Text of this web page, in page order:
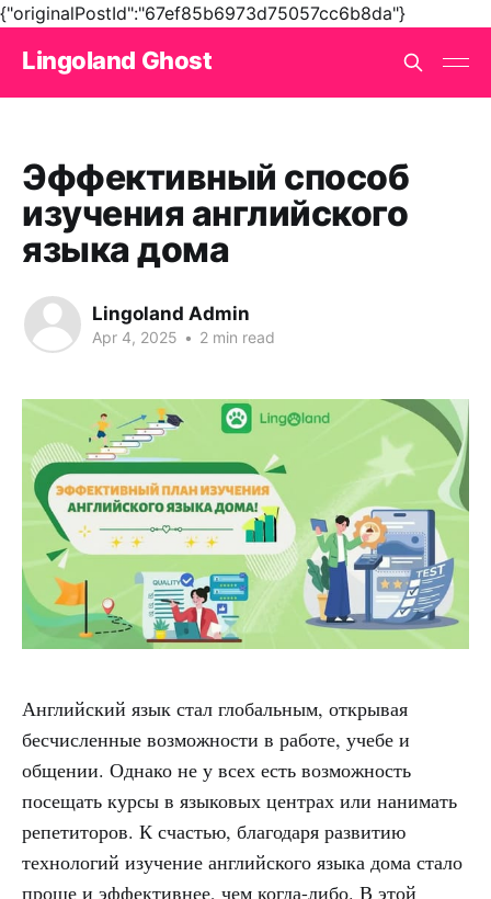
{"originalPostId":"67ef85b6973d75057cc6b8da"}
Lingoland Ghost
Эффективный способ
изучения английского
языка дома
Lingoland Admin
Apr 4, 2025 • 2 min read
Английский язык стал глобальным, открывая
бесчисленные возможности в работе, учебе и
общении. Однако не у всех есть возможность
посещать курсы в языковых центрах или нанимать
репетиторов. К счастью, благодаря развитию
технологий изучение английского языка дома стало
проще и эффективнее, чем когда-либо. В этой